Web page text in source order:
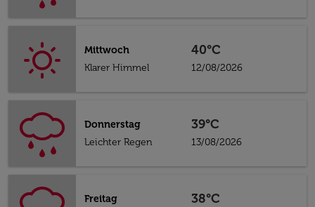
Mittwoch
Klarer Himmel
40°C
12/08/2026
Donnerstag
Leichter Regen
39°C
13/08/2026
Freitag
38°C